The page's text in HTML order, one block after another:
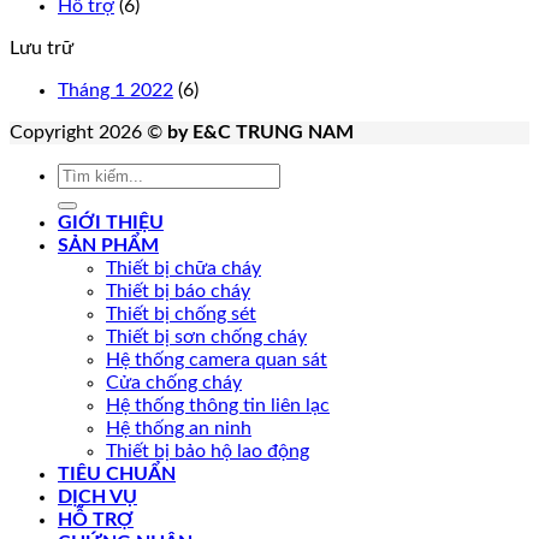
Hochiki
dẫn
trung
tâm
báo
Hochiki
Hỗ trợ (6)
Lưu trữ
Tháng 1 2022 (6)
Copyright 2026 © by E&C TRUNG NAM
Tìm
kiếm:
GIỚI THIỆU
SẢN PHẨM
Thiết bị chữa cháy
Thiết bị báo cháy
Thiết bị chống sét
Thiết bị sơn chống cháy
Hệ thống camera quan sát
Cửa chống cháy
Hệ thống thông tin liên lạc
Hệ thống an ninh
Thiết bị bảo hộ lao động
TIÊU CHUẨN
DỊCH VỤ
HỖ TRỢ